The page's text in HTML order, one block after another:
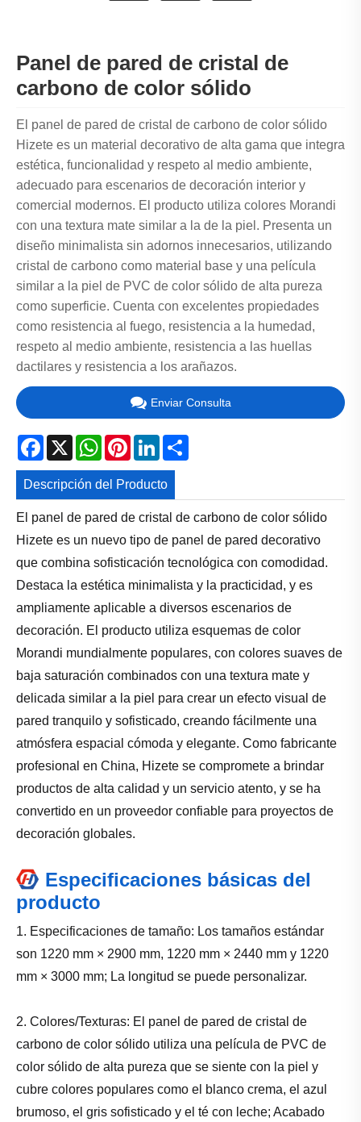
Panel de pared de cristal de
carbono de color sólido
El panel de pared de cristal de carbono de color sólido
Hizete es un material decorativo de alta gama que integra
estética, funcionalidad y respeto al medio ambiente,
adecuado para escenarios de decoración interior y
comercial modernos. El producto utiliza colores Morandi
con una textura mate similar a la de la piel. Presenta un
diseño minimalista sin adornos innecesarios, utilizando
cristal de carbono como material base y una película
similar a la piel de PVC de color sólido de alta pureza
como superficie. Cuenta con excelentes propiedades
como resistencia al fuego, resistencia a la humedad,
respeto al medio ambiente, resistencia a las huellas
dactilares y resistencia a los arañazos.
Enviar Consulta
Facebook
X WhatsApp
PinterestLinkedIn
Descripción del Producto
El panel de pared de cristal de carbono de color sólido
Hizete es un nuevo tipo de panel de pared decorativo
que combina sofisticación tecnológica con comodidad.
Destaca la estética minimalista y la practicidad, y es
ampliamente aplicable a diversos escenarios de
decoración. El producto utiliza esquemas de color
Morandi mundialmente populares, con colores suaves de
baja saturación combinados con una textura mate y
delicada similar a la piel para crear un efecto visual de
pared tranquilo y sofisticado, creando fácilmente una
atmósfera espacial cómoda y elegante. Como fabricante
profesional en China, Hizete se compromete a brindar
productos de alta calidad y un servicio atento, y se ha
convertido en un proveedor confiable para proyectos de
decoración globales.
Especificaciones básicas del
producto
1. Especificaciones de tamaño: Los tamaños estándar
son 1220 mm × 2900 mm, 1220 mm × 2440 mm y 1220
mm × 3000 mm; La longitud se puede personalizar.
2. Colores/Texturas: El panel de pared de cristal de
carbono de color sólido utiliza una película de PVC de
color sólido de alta pureza que se siente con la piel y
cubre colores populares como el blanco crema, el azul
brumoso, el gris sofisticado y el té con leche; Acabado